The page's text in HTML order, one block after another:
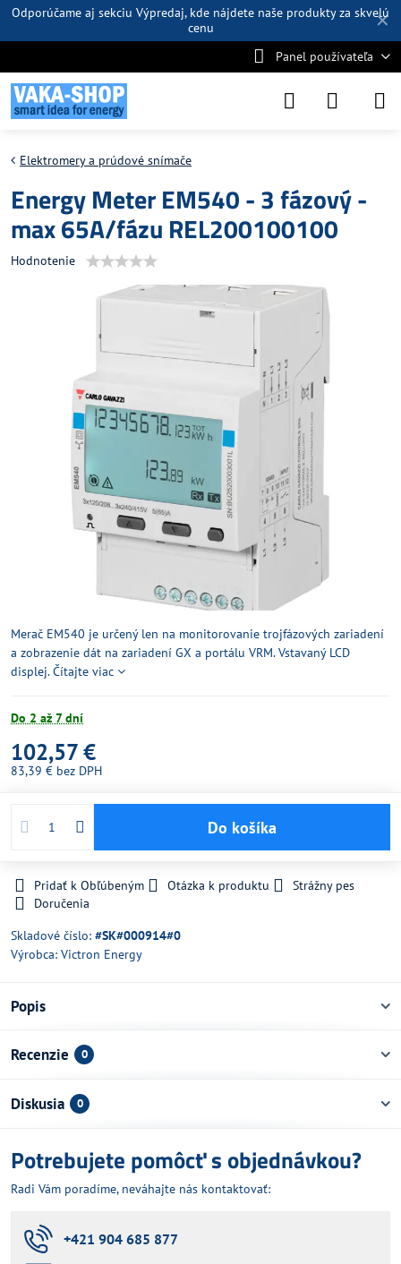
✕
Odporúčame aj sekciu Výpredaj, kde nájdete naše produkty za skvelú
cenu
Panel používateľa
Elektromery a prúdové snímače
Energy Meter EM540 - 3 fázový -
max 65A/fázu REL200100100
Hodnotenie
Merač EM540 je určený len na monitorovanie trojfázových zariadení
a zobrazenie dát na zariadení GX a portálu VRM. Vstavaný LCD
displej.Čítajte viac
Do 2 až 7 dní
102,57 €
83,39 € bez DPH
Do košíka
Pridať k Obľúbeným Otázka k produktu
Strážny pes
Doručenia
Skladové číslo: #SK#000914#0
Výrobca: Victron Energy
Popis
Recenzie 0
Diskusia 0
Potrebujete pomôcť s objednávkou?
Radi Vám poradíme, neváhajte nás kontaktovať:
+421 904 685 877